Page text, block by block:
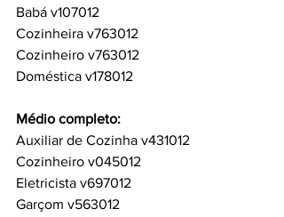
Babá v107012
Cozinheira v763012
Cozinheiro v763012
Doméstica v178012
Médio completo:
Auxiliar de Cozinha v431012
Cozinheiro v045012
Eletricista v697012
Garçom v563012